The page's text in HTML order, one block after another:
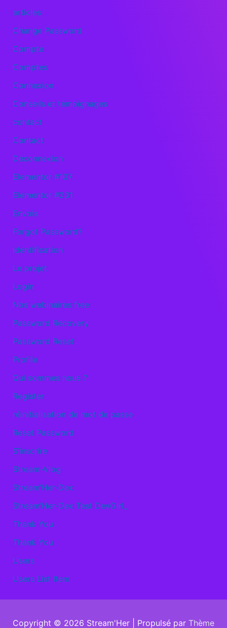
articles
Change Password
Compte
Comptes
Connexion
Conseils et témoignages
contact
Contact
Déconnexion
Elementor #107
Elementor #231
Envois
Forgot Password?
Identification
Le projet
Login
Nos webinaires free
Password Recovery
Password Reset
Profile
Qui sommes nous ?
Register
réinitialisation de mot de passe
Reset Password
S’inscrire
Stream-Vlog
Stream’Her-Dex
Stream’Her-Dex Test DevGirl_
Thank You
Thank You
Users
Users List Item
Copyright © 2026 Stream'Her | Propulsé par Thème